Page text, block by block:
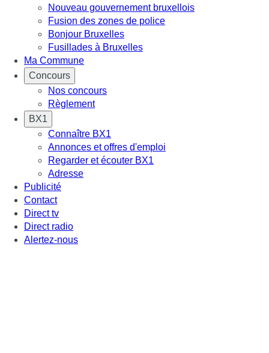
Nouveau gouvernement bruxellois
Fusion des zones de police
Bonjour Bruxelles
Fusillades à Bruxelles
Ma Commune
Concours
Nos concours
Règlement
BX1
Connaître BX1
Annonces et offres d'emploi
Regarder et écouter BX1
Adresse
Publicité
Contact
Direct tv
Direct radio
Alertez-nous